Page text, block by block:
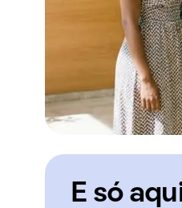
E só